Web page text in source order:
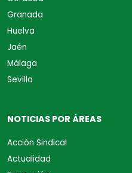
Granada
Huelva
Jaén
Málaga
Sevilla
NOTICIAS POR ÁREAS
Acción Sindical
Actualidad